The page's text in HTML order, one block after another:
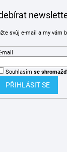
svůj e-mail a my vám
mail
Souhlasím se
PŘIHLÁSIT SE